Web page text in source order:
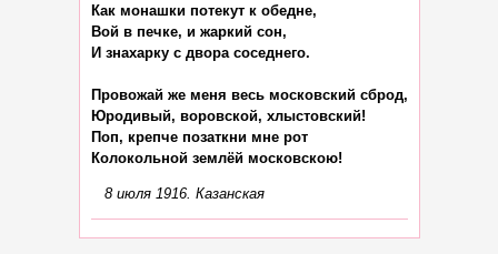
Как монашки потекут к обедне,
Вой в печке, и жаркий сон,
И знахарку с двора соседнего.
Провожай же меня весь московский сброд,
Юродивый, воровской, хлыстовский!
Поп, крепче позаткни мне рот
8 июля 1916. Казанская